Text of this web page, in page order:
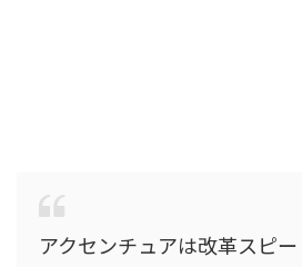
アクセンチュアは改革スピー